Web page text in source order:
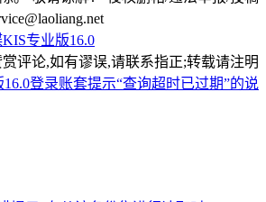
专业版16.0
评论,如有谬误,请联系指正;转载请注明
登录账套提示“查询超时已过期”的说